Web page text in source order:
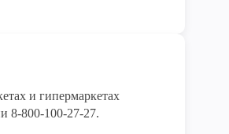
и гипермаркетах
8-800-100-27-27.